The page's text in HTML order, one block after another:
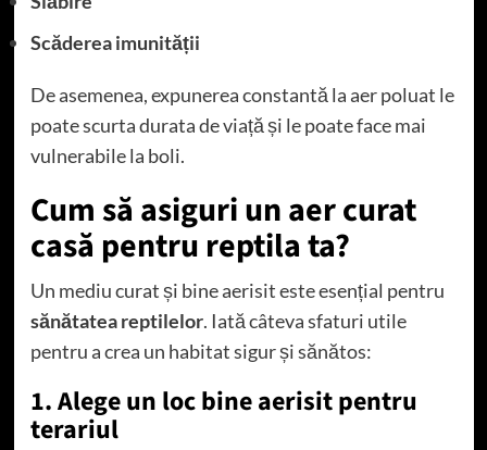
Scăderea imunității
De asemenea, expunerea constantă la aer poluat le
poate scurta durata de viață și le poate face mai
vulnerabile la boli.
Cum să asiguri un aer curat
casă pentru reptila ta?
Un mediu curat și bine aerisit este esențial pentru
sănătatea reptilelor. Iată câteva sfaturi utile
pentru a crea un habitat sigur și sănătos:
1. Alege un loc bine aerisit pentru
terariul